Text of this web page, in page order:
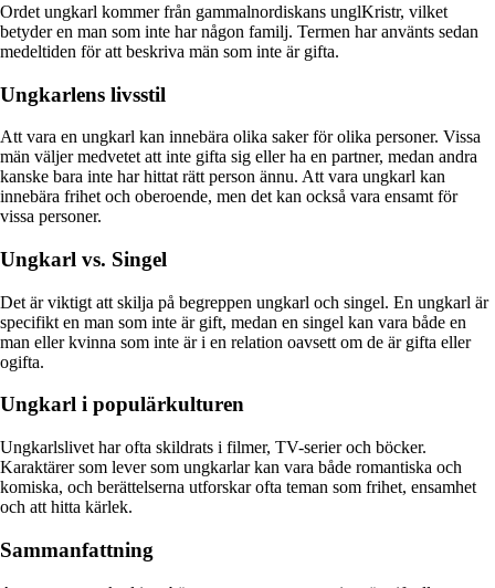
Ordet ungkarl kommer från gammalnordiskans unglKristr, vilket
betyder en man som inte har någon familj. Termen har använts sedan
medeltiden för att beskriva män som inte är gifta.
Ungkarlens livsstil
Att vara en ungkarl kan innebära olika saker för olika personer. Vissa
män väljer medvetet att inte gifta sig eller ha en partner, medan andra
kanske bara inte har hittat rätt person ännu. Att vara ungkarl kan
innebära frihet och oberoende, men det kan också vara ensamt för
vissa personer.
Ungkarl vs. Singel
Det är viktigt att skilja på begreppen ungkarl och singel. En ungkarl är
specifikt en man som inte är gift, medan en singel kan vara både en
man eller kvinna som inte är i en relation oavsett om de är gifta eller
ogifta.
Ungkarl i populärkulturen
Ungkarlslivet har ofta skildrats i filmer, TV-serier och böcker.
Karaktärer som lever som ungkarlar kan vara både romantiska och
komiska, och berättelserna utforskar ofta teman som frihet, ensamhet
och att hitta kärlek.
Sammanfattning